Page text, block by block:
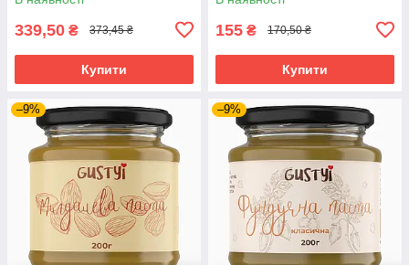
339,50 ₴ 373,45 ₴
Купити
155 ₴ 170,50 ₴
Купити
–9% –9%